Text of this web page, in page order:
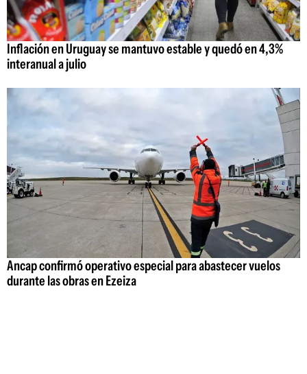
Inflación en Uruguay se mantuvo estable y quedó en 4,3%
interanual a julio
Ancap confirmó operativo especial para abastecer vuelos
durante las obras en Ezeiza